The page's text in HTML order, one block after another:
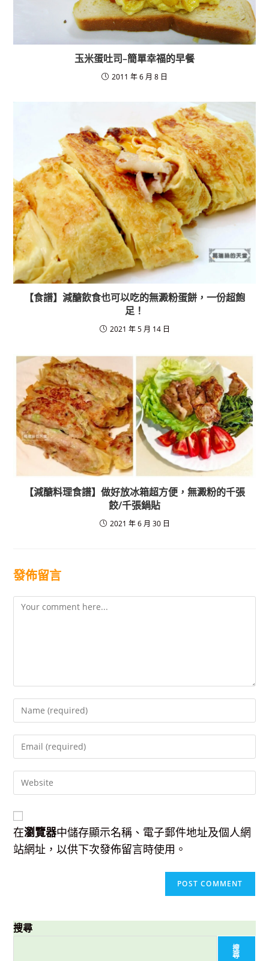
玉米蛋吐司–簡單幸福的早餐
2011 年 6 月 8 日
【食譜】減醣飲食也可以吃的無澱粉蛋餅，一份超飽
足！
2021 年 5 月 14 日
【減醣料理食譜】做好放冰箱超方便，無澱粉的千張
餃/千張鍋貼
2021 年 6 月 30 日
發佈留言
Comment
your
username
to
comment
your
address
to
Enter
your
(optional)
在瀏覽器中儲存顯示名稱、電子郵件地址及個人網
站網址，以供下次發佈留言時使用。
搜尋
搜
尋